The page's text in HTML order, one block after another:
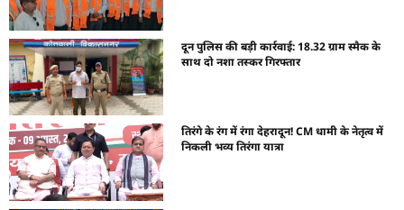
दून पुलिस की बड़ी कार्रवाई: 18.32 ग्राम स्मैक के
साथ दो नशा तस्कर गिरफ्तार
तिरंगे के रंग में रंगा देहरादून! CM धामी के नेतृत्व में
निकली भव्य तिरंगा यात्रा